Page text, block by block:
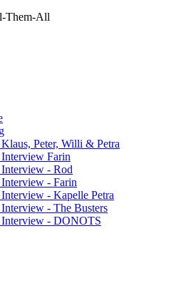
Them-All
Klaus, Peter, Willi & Petra
Interview Farin
Interview - Rod
Interview - Farin
Interview - Kapelle Petra
Interview - The Busters
Interview - DONOTS